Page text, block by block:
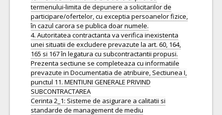
termenului-limita de depunere a solicitarilor de
participare/ofertelor, cu exceptia persoanelor fizice,
în cazul carora se publica doar numele.
4. Autoritatea contractanta va verifica inexistenta
unei situatii de excludere prevazute la art. 60, 164,
165 si 167 în legatura cu subcontractantii propusi.
Prezenta sectiune se completeaza cu informatiile
prevazute in Documentatia de atribuire, Sectiunea I,
punctul 11. MENTIUNI GENERALE PRIVIND
SUBCONTRACTAREA
Cerinta 2_1: Sisteme de asigurare a calitatii si
standarde de management de mediu